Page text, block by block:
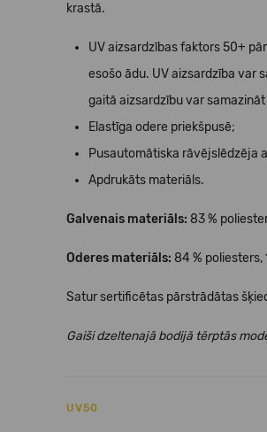
krastā.
UV aizsardzības faktors 50+
esošo ādu. UV aizsardzība var
gaitā aizsardzību var
Elastīga odere priekšpusē;
Pusautomātiska rāvējslēdzēja
Apdrukāts materiāls.
Galvenais materiāls: 83 %
Oderes materiāls: 84 % poliesters,
Satur sertificētas pārstrādātas
Gaiši dzeltenajā bodijā tērptās
UV50